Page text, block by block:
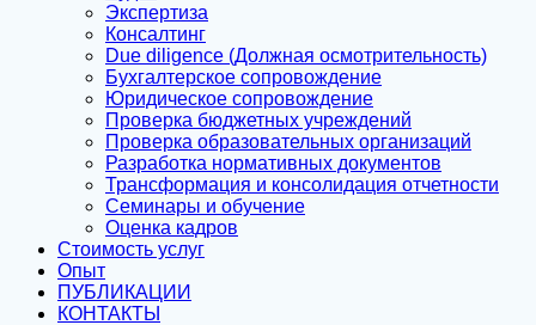
Экспертиза
Консалтинг
Due diligence (Должная осмотрительность)
Бухгалтерское сопровождение
Юридическое сопровождение
Проверка бюджетных учреждений
Проверка образовательных организаций
Разработка нормативных документов
Трансформация и консолидация отчетности
Семинары и обучение
Оценка кадров
Стоимость услуг
Опыт
ПУБЛИКАЦИИ
КОНТАКТЫ